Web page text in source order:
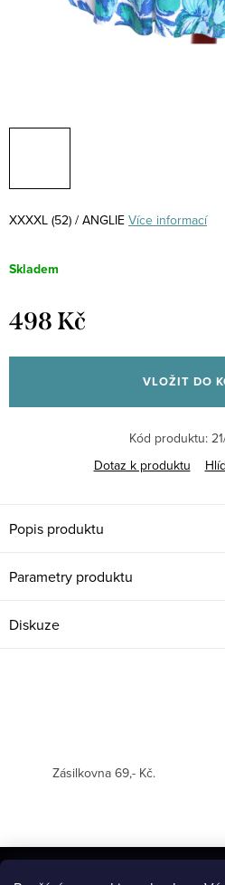
XXXXL (52) / ANGLIE Více informací
Skladem
498 Kč
cena:
VLOŽIT DO
Kód produktu:
Dotaz k produktu
Popis produktu
Parametry produktu
Diskuze
Zásilkovna 69,- Kč.
Z